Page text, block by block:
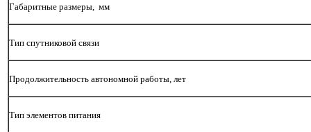
Габаритные размеры, мм
Тип спутниковой связи
Продолжительность автономной работы, лет
Тип элементов питания